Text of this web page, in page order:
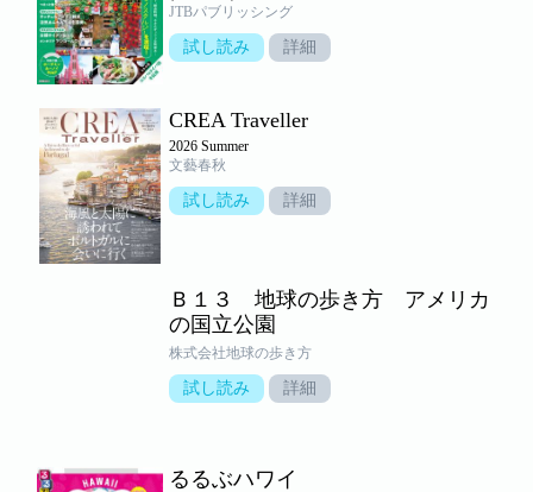
JTBパブリッシング
試し読み 詳細
CREA Traveller
2026 Summer
文藝春秋
試し読み 詳細
Ｂ１３ 地球の歩き方 アメリカ
の国立公園
株式会社地球の歩き方
試し読み 詳細
るるぶハワイ